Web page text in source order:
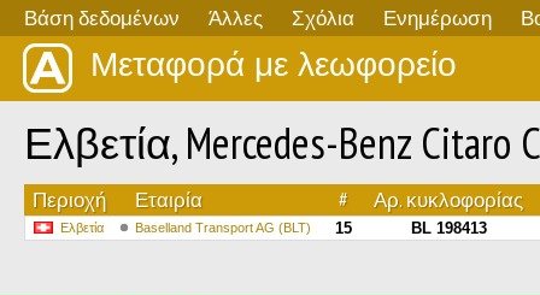
Βάση δεδομένων Άλλες Σχόλια Ενημέρωση
Μεταφορά με λεωφορείο
Ελβετία, Mercedes-Benz Citaro
Περιοχή Εταιρία # Αρ. κυκλοφορίας
Ελβετία Baselland Transport AG (BLT) 15 BL 198413